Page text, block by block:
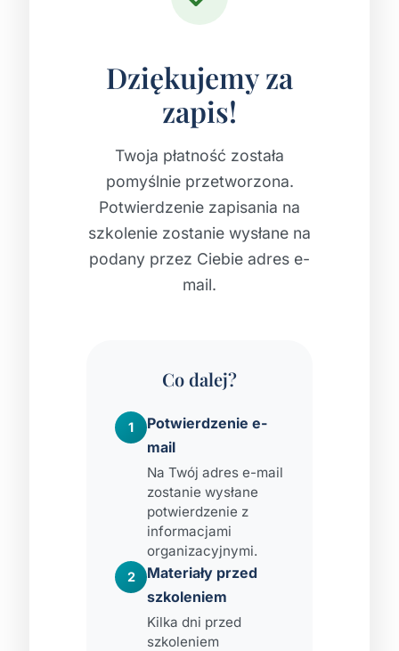
Dziękujemy za
zapis!
Twoja płatność została
pomyślnie przetworzona.
Potwierdzenie zapisania na
szkolenie zostanie wysłane na
podany przez Ciebie adres e-
mail.
Co dalej?
1
Potwierdzenie e-
mail
Na Twój adres e-mail
zostanie wysłane
potwierdzenie z
informacjami
organizacyjnymi.
2
Materiały przed
szkoleniem
Kilka dni przed
szkoleniem